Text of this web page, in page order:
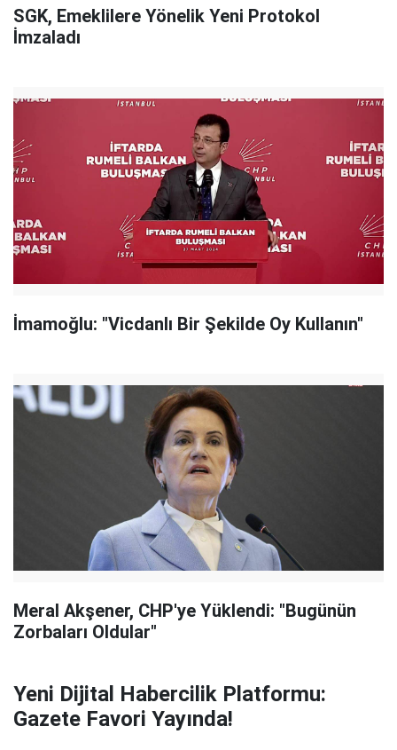
SGK, Emeklilere Yönelik Yeni Protokol
İmzaladı
İmamoğlu: "Vicdanlı Bir Şekilde Oy Kullanın"
Meral Akşener, CHP'ye Yüklendi: "Bugünün
Zorbaları Oldular"
Yeni Dijital Habercilik Platformu:
Gazete Favori Yayında!